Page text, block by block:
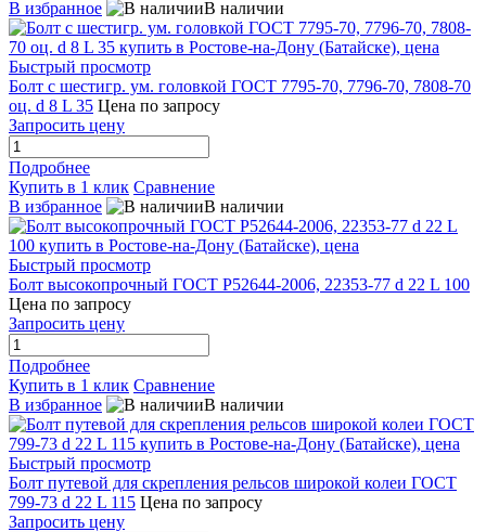
В избранное В наличии
Быстрый просмотр
Болт с шестигр. ум. головкой ГОСТ 7795-70, 7796-70, 7808-70
оц. d 8 L 35 Цена по запросу
Запросить цену
Подробнее
Купить в 1 клик Сравнение
В избранное
В наличии
Быстрый просмотр
Болт высокопрочный ГОСТ Р52644-2006, 22353-77 d 22 L 100
Цена по запросу
Запросить цену
Подробнее
Купить в 1 клик Сравнение
В избранное
В наличии
Быстрый просмотр
Болт путевой для скрепления рельсов широкой колеи ГОСТ
799-73 d 22 L 115 Цена по запросу
Запросить цену